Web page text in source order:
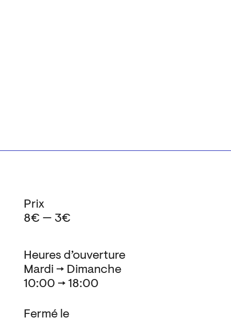
Heures d’ouverture
Mardi → Dimanche
10:00 → 18:00
Fermé le
Prix
8€ — 3€